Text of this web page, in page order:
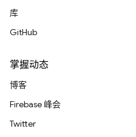
库
GitHub
掌握动态
博客
Firebase 峰会
Twitter